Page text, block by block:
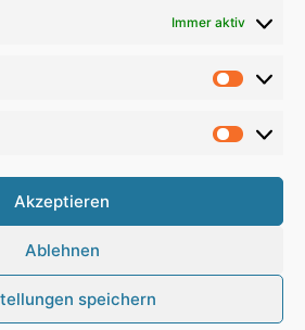
Immer aktiv
Akzeptieren
Ablehnen
speichern
2026, All Rights Reserved
Haftungsausschluss
X PinterestYouTubeInstagram